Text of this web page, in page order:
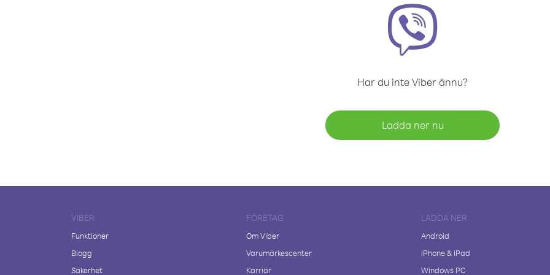
Har du inte Viber ännu?
Ladda ner nu
VIBER
Funktioner
Blogg
Säkerhet
FÖRETAG
Om Viber
Varumärkescenter
Karriär
LADDA NER
Android
iPhone & iPad
Windows PC